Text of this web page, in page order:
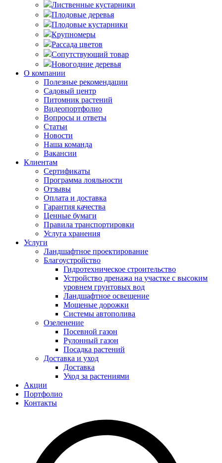
Лиственные кустарники
Плодовые деревья
Плодовые кустарники
Крупномеры
Рассада цветов
Сопутствующий товар
Новогодние деревья
О компании
Полезные рекомендации
Садовый центр
Питомник растений
Видеопортфолио
Вопросы и ответы
Статьи
Новости
Наша команда
Вакансии
Клиентам
Сертификаты
Программа лояльности
Отзывы
Оплата и доставка
Гарантия качества
Ценные бумаги
Правила транспортировки
Услуга хранения
Услуги
Ландшафтное проектирование
Благоустройство
Гидротехническое строительство
Устройство дренажа на участке с высоким
уровнем грунтовых вод
Ландшафтное освещение
Мощеные дорожки
Системы автополива
Озеленение
Посевной газон
Рулонный газон
Посадка растений
Доставка и уход
Доставка
Уход за растениями
Акции
Портфолио
Контакты